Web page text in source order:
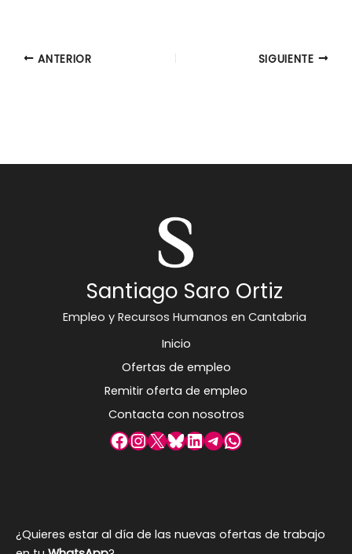
ANTERIOR SIGUIENTE
Santiago Saro Ortiz
Empleo y Recursos Humanos en Cantabria
Inicio
Ofertas de empleo
Remitir oferta de empleo
Contacta con nosotros
Facebook
Instagram
X Bluesky
LinkedIn
Telegram
WhatsApp
¿Quieres estar al día de las nuevas ofertas de trabajo